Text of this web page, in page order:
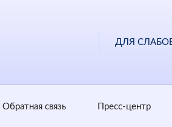
ДЛЯ
Обратная cвязь Пресс-центр